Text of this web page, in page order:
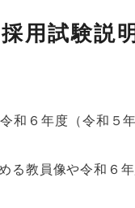
用試験説
和６年度（令和５
る教員像や令和６